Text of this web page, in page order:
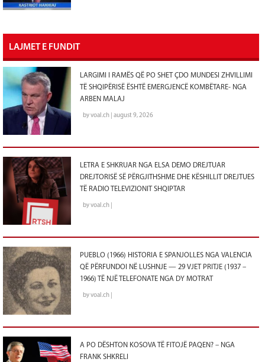
LAJMET E FUNDIT
LARGIMI I RAMËS QË PO SHET ÇDO MUNDESI ZHVILLIMI
TË SHQIPËRISË ËSHTË EMERGJENCË KOMBËTARE- NGA
ARBEN MALAJ
by voal.ch | august 9, 2026
LETRA E SHKRUAR NGA ELSA DEMO DREJTUAR
DREJTORISË SË PËRGJITHSHME DHE KËSHILLIT DREJTUES
TË RADIO TELEVIZIONIT SHQIPTAR
by voal.ch |
PUEBLO (1966) HISTORIA E SPANJOLLES NGA VALENCIA
QË PËRFUNDOI NË LUSHNJE — 29 VJET PRITJE (1937 –
1966) TË NJË TELEFONATE NGA DY MOTRAT
by voal.ch |
A PO DËSHTON KOSOVA TË FITOJË PAQEN? – NGA
FRANK SHKRELI